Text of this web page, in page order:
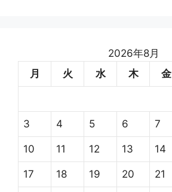
2026年8月
月
火 水 木 金
3 4 5 6 7
10 11 12 13 14
17 18 19 20 21